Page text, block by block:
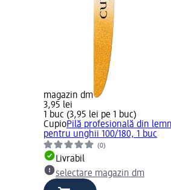
magazin dm
3,95 lei
1 buc (3,95 lei pe 1 buc)
CupioPilă profesională din lemn
pentru unghii 100/180, 1 buc
(0)
Livrabil
selectare magazin dm